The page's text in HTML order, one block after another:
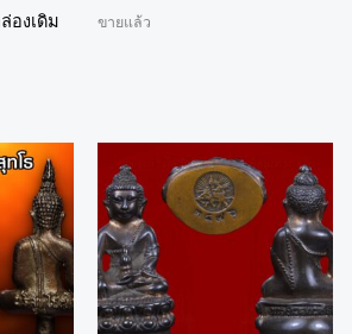
องเดิม
ขายแล้ว